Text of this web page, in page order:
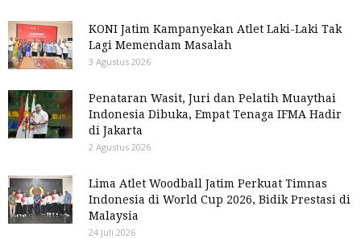
KONI Jatim Kampanyekan Atlet Laki-Laki Tak
Lagi Memendam Masalah
3 Agustus 2026
Penataran Wasit, Juri dan Pelatih Muaythai
Indonesia Dibuka, Empat Tenaga IFMA Hadir
di Jakarta
2 Agustus 2026
Lima Atlet Woodball Jatim Perkuat Timnas
Indonesia di World Cup 2026, Bidik Prestasi di
Malaysia
24 Juli 2026